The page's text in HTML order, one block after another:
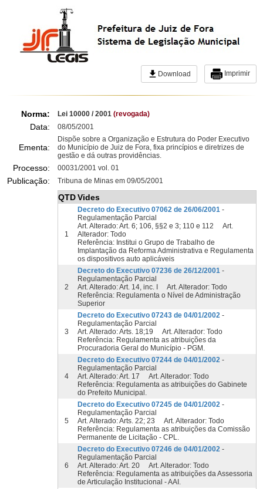
Download Imprimir
Norma: Lei 10000 / 2001 (revogada)
Data: 08/05/2001
Ementa:
Dispõe sobre a Organização e Estrutura do Poder Executivo
do Município de Juiz de Fora, fixa princípios e diretrizes de
gestão e dá outras providências.
Processo: 00031/2001 vol. 01
Publicação: Tribuna de Minas em 09/05/2001
QTD Vides
1
Decreto do Executivo 07062 de 26/06/2001-
Regulamentação Parcial
Art. Alterado: Art. 6; 106, §§2 e 3; 110 e 112 Art.
Alterador: Todo
Referência: Institui o Grupo de Trabalho de
Implantação da Reforma Administrativa e Regulamenta
os dispositivos auto aplicáveis
2
Decreto do Executivo 07236 de 26/12/2001-
Regulamentação Parcial
Art. Alterado: Art. 14, inc. I Art. Alterador: Todo
Referência: Regulamenta o Nível de Administração
Superior
3
Decreto do Executivo 07243 de 04/01/2002-
Regulamentação Parcial
Art. Alterado: Arts. 18;19 Art. Alterador: Todo
Referência: Regulamenta as atribuições da
Procuradoria Geral do Município - PGM.
4
Decreto do Executivo 07244 de 04/01/2002-
Regulamentação Parcial
Art. Alterado: Art. 17 Art. Alterador: Todo
Referência: Regulamenta as atribuições do Gabinete
do Prefeito Municipal.
5
Decreto do Executivo 07245 de 04/01/2002-
Regulamentação Parcial
Art. Alterado: Arts. 22; 23 Art. Alterador: Todo
Referência: Regulamenta as atribuições da Comissão
Permanente de Licitação - CPL.
6
Decreto do Executivo 07246 de 04/01/2002-
Regulamentação Parcial
Art. Alterado: Art. 20 Art. Alterador: Todo
Referência: Regulamenta as atribuições da Assessoria
de Articulação Institucional - AAI.